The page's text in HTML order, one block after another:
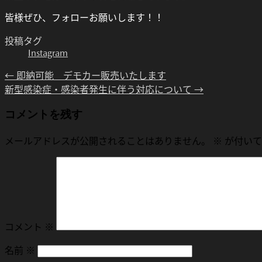
皆様ぜひ、フォローお願いします！！
投稿タグ
Instagram
← 即納可能 デモカー販売いたします
新型感染症・感染者発生に伴う対応について →
コメントを残す
メールアドレスが公開されることはありません。 ※ が付い
コメント ※
名前 ※